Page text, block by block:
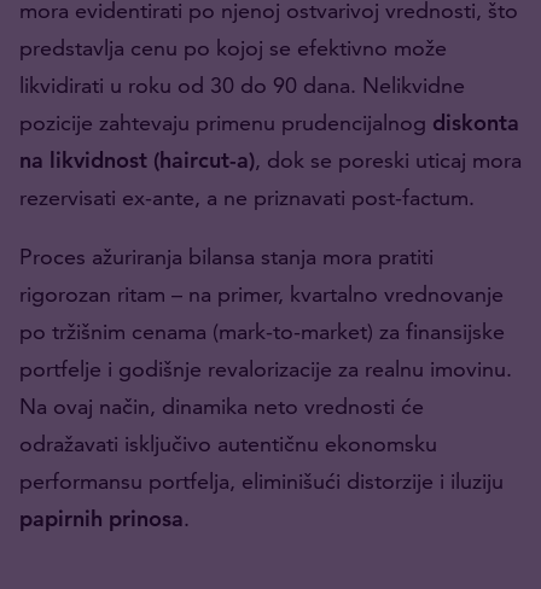
mora evidentirati po njenoj ostvarivoj vrednosti, što
predstavlja cenu po kojoj se efektivno može
likvidirati u roku od 30 do 90 dana. Nelikvidne
pozicije zahtevaju primenu prudencijalnog diskonta
na likvidnost (haircut-a), dok se poreski uticaj mora
rezervisati ex-ante, a ne priznavati post-factum.
Proces ažuriranja bilansa stanja mora pratiti
rigorozan ritam – na primer, kvartalno vrednovanje
po tržišnim cenama (mark-to-market) za finansijske
portfelje i godišnje revalorizacije za realnu imovinu.
Na ovaj način, dinamika neto vrednosti će
odražavati isključivo autentičnu ekonomsku
performansu portfelja, eliminišući distorzije i iluziju
papirnih prinosa.